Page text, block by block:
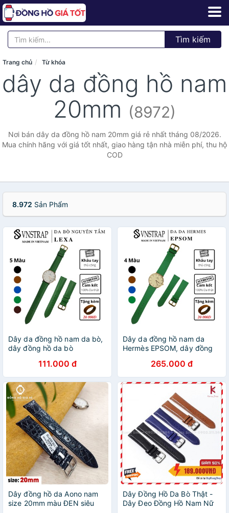
Tìm kiếm
Trang chủ Từ khóa
dây da đồng hồ nam
20mm (8972)
Nơi bán dây da đồng hồ nam 20mm giá rẻ nhất tháng 08/2026.
Mua chính hãng với giá tốt nhất, giao hàng tận nhà miễn phí, thu hộ
COD
8.972 Sản Phẩm
Dây da đồng hồ nam da bò,
dây đồng hồ da bò
22mm - LEXA A32
111.000 đ
Dây da đồng hồ nam da
Hermès EPSOM, dây đồng
handmade, 18mm, 20mm,
22mm
265.000 đ
Dây đồng hồ da Aono nam
size 20mm màu ĐEN siêu
Dây Đồng Hồ Da Bò Thật -
Dây Đeo Đồng Hồ Nam Nữ